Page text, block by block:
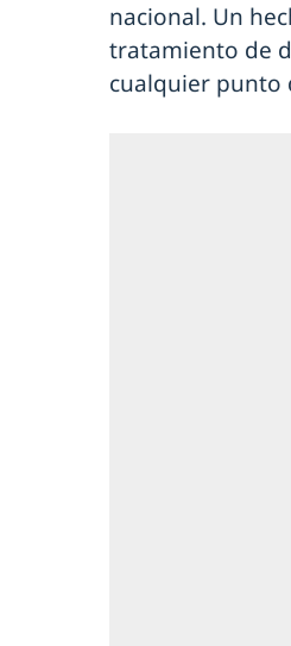
nacional. Un
tratamiento de
cualquier punto